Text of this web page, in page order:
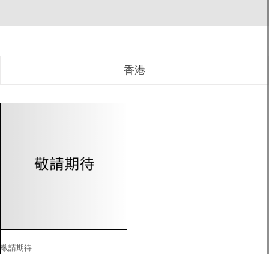
香港
敬請期待